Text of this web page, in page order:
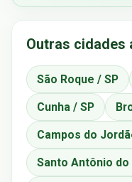
Outras cidades
São Roque / SP
Cunha / SP
Campos do
Santo Antônio do